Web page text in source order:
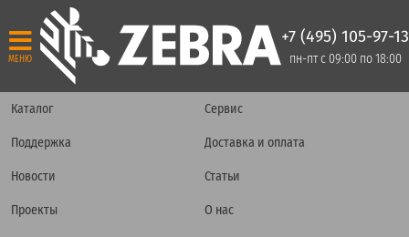
МЕНЮ
+7 (495) 105-97-13
пн-пт с 09:00 по 18:00
Каталог Сервис
Поддержка Доставка и оплата
Новости Статьи
Проекты О нас